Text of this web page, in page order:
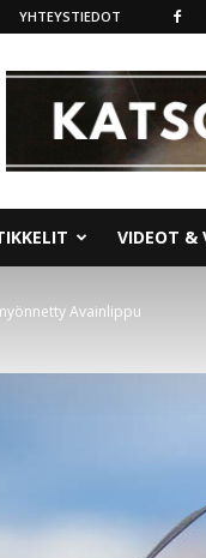
YHTEYSTIEDOT
VIDEOT &
Avainlippu